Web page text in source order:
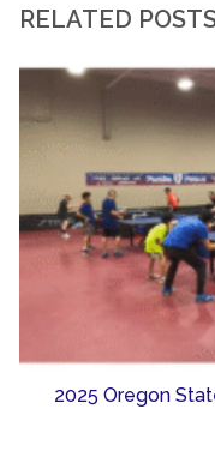
RELATED
2025 Oregon